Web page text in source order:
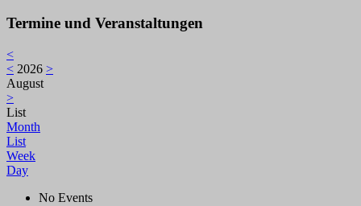
Termine und Veranstaltungen
<
< 2026 >
August
>
List
Month
List
Week
Day
No Events